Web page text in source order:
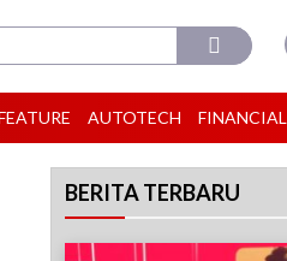
AUTOTECH FINANCIAL
BERITA TERBARU